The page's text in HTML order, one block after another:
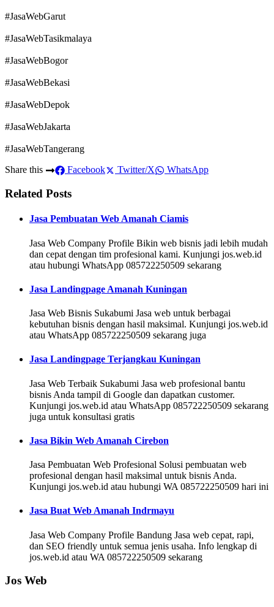
#JasaWebGarut
#JasaWebTasikmalaya
#JasaWebBogor
#JasaWebBekasi
#JasaWebDepok
#JasaWebJakarta
#JasaWebTangerang
Share this
Facebook Twitter/X WhatsApp
Related Posts
Jasa Pembuatan Web Amanah Ciamis
Jasa Web Company Profile Bikin web bisnis jadi lebih mudah
dan cepat dengan tim profesional kami. Kunjungi jos.web.id
atau hubungi WhatsApp 085722250509 sekarang
Jasa Landingpage Amanah Kuningan
Jasa Web Bisnis Sukabumi Jasa web untuk berbagai
kebutuhan bisnis dengan hasil maksimal. Kunjungi jos.web.id
atau WhatsApp 085722250509 sekarang juga
Jasa Landingpage Terjangkau Kuningan
Jasa Web Terbaik Sukabumi Jasa web profesional bantu
bisnis Anda tampil di Google dan dapatkan customer.
Kunjungi jos.web.id atau WhatsApp 085722250509 sekarang
juga untuk konsultasi gratis
Jasa Bikin Web Amanah Cirebon
Jasa Pembuatan Web Profesional Solusi pembuatan web
profesional dengan hasil maksimal untuk bisnis Anda.
Kunjungi jos.web.id atau hubungi WA 085722250509 hari ini
Jasa Buat Web Amanah Indrmayu
Jasa Web Company Profile Bandung Jasa web cepat, rapi,
dan SEO friendly untuk semua jenis usaha. Info lengkap di
jos.web.id atau WA 085722250509 sekarang
Jos Web